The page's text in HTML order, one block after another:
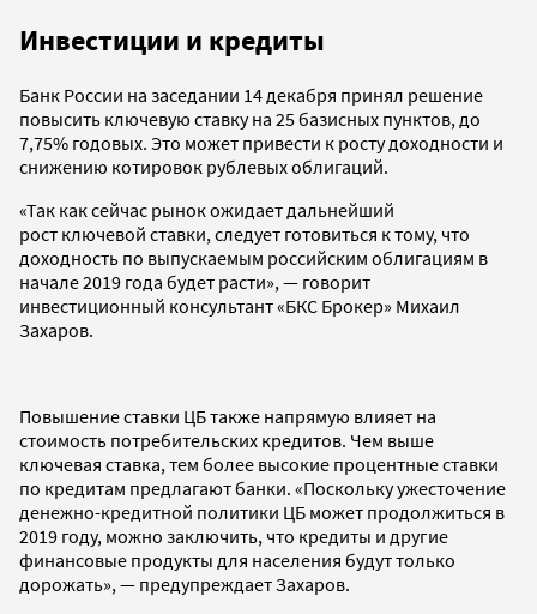
Инвестиции и кредиты
Банк России на заседании 14 декабря принял решение
повысить ключевую ставку на 25 базисных пунктов, до
7,75% годовых. Это может привести к росту доходности и
снижению котировок рублевых облигаций.
«Так как сейчас рынок ожидает дальнейший
рост ключевой ставки, следует готовиться к тому, что
доходность по выпускаемым российским облигациям в
начале 2019 года будет расти», — говорит
инвестиционный консультант «БКС Брокер» Михаил
Захаров.
Повышение ставки ЦБ также напрямую влияет на
стоимость потребительских кредитов. Чем выше
ключевая ставка, тем более высокие процентные ставки
по кредитам предлагают банки. «Поскольку ужесточение
денежно-кредитной политики ЦБ может продолжиться в
2019 году, можно заключить, что кредиты и другие
финансовые продукты для населения будут только
дорожать», — предупреждает Захаров.